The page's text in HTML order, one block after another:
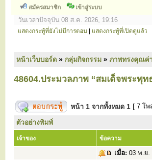
สมัครสมาชิก เข้าสู่ระบบ
วันเวลาปัจจุบัน 08 ส.ค. 2026, 19:16
แสดงกระทู้ที่ยังไม่มีการตอบ แสดงกระทู้ที่เปิดดูแล้ว
หน้าเว็บบอร์ด » กลุ่มกิจกรรม » ภาพทรงคุณค่
48604.ประมวลภาพ “สมเด็จพระพุ
หน้า 1 จากทั้งหมด 1 [ 7 โพ
ตัวอย่างพิมพ์
เจ้าของ ข้อความ
เมื่อ: 03 พ.ย.